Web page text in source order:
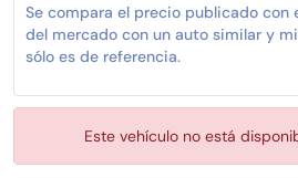
Se compara el precio publicado con
del mercado con un auto similar y
sólo es de referencia.
Este vehículo no está